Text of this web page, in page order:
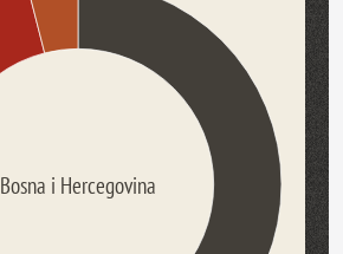
Bosna i Hercegovina